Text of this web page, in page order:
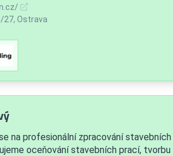
27, Ostrava
na profesionální zpracování stavebních
oceňování stavebních prací, tvorbu